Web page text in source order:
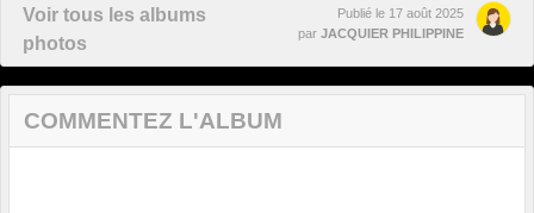
Voir tous les albums
photos
Publié le 17 août 2025
par JACQUIER PHILIPPINE
COMMENTEZ L'ALBUM